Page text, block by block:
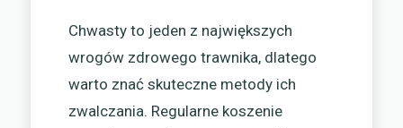
Chwasty to jeden z największych
wrogów zdrowego trawnika, dlatego
warto znać skuteczne metody ich
zwalczania. Regularne koszenie